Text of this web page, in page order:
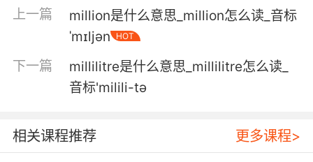
它们都聚焦在 一个仅有几毫米的地方
5. Hit by a nine millimetre police handgun
from close range.
病人被警用9毫米口径手枪近距离击中
millimetres deep, and he dips his toe into it.
上一篇
million是什么意思_million怎么读_音标
ˈmɪljən
HOT
下一篇
millilitre是什么意思_millilitre怎么读_
音标'milili-tә
相关课程推荐 更多课程>